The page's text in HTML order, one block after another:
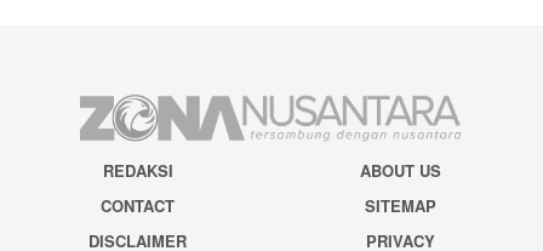
REDAKSI
ABOUT US
CONTACT
SITEMAP
DISCLAIMER
PRIVACY